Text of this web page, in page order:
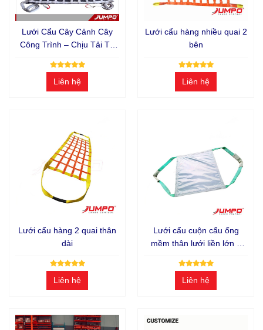
Lưới Cẩu Cây Cảnh Cây
Công Trình – Chịu Tải Từ
Liên hệ
Lưới cẩu hàng nhiều quai 2
bên
Liên hệ
Lưới cẩu hàng 2 quai thân
dài
Liên hệ
Lưới cẩu cuộn cẩu ống
mềm thân lưới liền lớn 2
Liên hệ